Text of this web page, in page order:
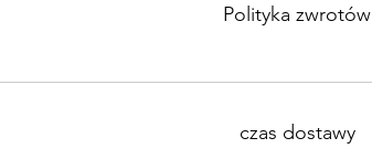
Polityka zwrotów
czas dostawy